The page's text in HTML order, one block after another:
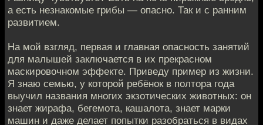
а есть незнакомые грибы — опасно. Так и с ранним
развитием.
На мой взгляд, первая и главная опасность занятий
для малышей заключается в их прекрасном
маскировочном эффекте. Приведу пример из жизни.
Я знаю семью, у которой ребёнок в полтора года
выучил названия многих экзотических животных: он
знает жирафа, бегемота, кашалота, знает марки
машин и даже делает попытки разобраться в видах